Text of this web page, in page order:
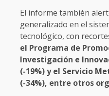
El informe también
generalizado en el
tecnológico, con
el Programa de
Investigación e
(-19%) y el Servicio
(-34%), entre otros